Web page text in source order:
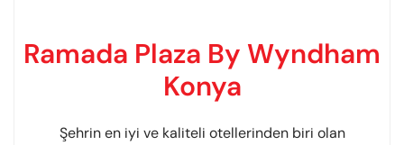
Ramada Plaza By Wyndham
Konya
Şehrin en iyi ve kaliteli otellerinden biri olan